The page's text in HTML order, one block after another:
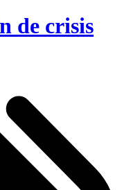
de crisis